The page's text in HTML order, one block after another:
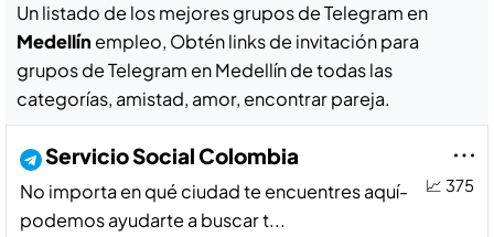
Un listado de los mejores grupos de Telegram en
Medellín empleo, Obtén links de invitación para
grupos de Telegram en Medellín de todas las
categorías, amistad, amor, encontrar pareja.
📈 375
Servicio Social Colombia
No importa en qué ciudad te encuentres aquí­
podemos ayudarte a buscar t...